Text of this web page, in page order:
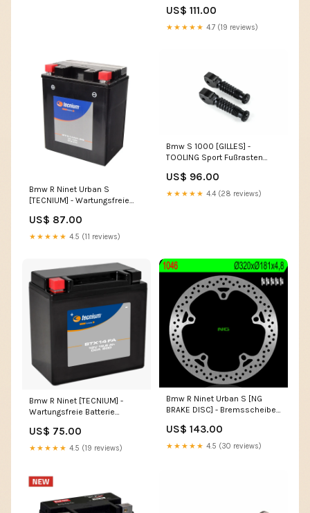
Harley Davidson Sportster
Evo 883/1200 (Custom
US$ 111.00
★★★★★ 4.7 (19 reviews)
Bmw R Ninet Urban S
[TECNIUM] - Wartungsfreie
BTX14AH-BS Aprilia RSV 1000
R
US$ 87.00
★★★★★ 4.5 (11 reviews)
Bmw S 1000 [GILLES] -
TOOLING Sport Fußrasten
US$ 96.00
★★★★★ 4.4 (28 reviews)
Bmw R Ninet [TECNIUM] -
Wartungsfreie Batterie
MGT1-253
US$ 75.00
★★★★★ 4.5 (19 reviews)
Bmw R Ninet Urban S [NG
BRAKE DISC] - Bremsscheibe
S
US$ 143.00
★★★★★ 4.5 (30 reviews)